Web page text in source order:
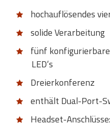
hochauflösendes
solide Verarbeitung
fünf
LED‘s
Dreierkonferenz
enthält Dual-Port-
Headset-